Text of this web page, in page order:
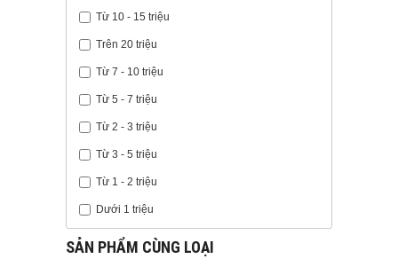
Từ 10 - 15 triệu
Trên 20 triệu
Từ 7 - 10 triệu
Từ 5 - 7 triệu
Từ 2 - 3 triệu
Từ 3 - 5 triệu
Từ 1 - 2 triệu
Dưới 1 triệu
SẢN PHẨM CÙNG LOẠI